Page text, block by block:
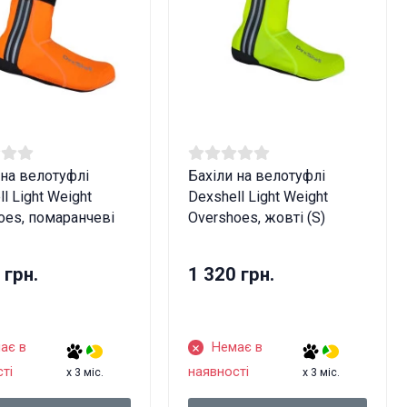
велотуфлі
Light Weight
помаранчеві
в
x 3 міс.
Бахіли на велотуфлі
Dexshell Light Weight
Overshoes, жовті (S)
1 320 грн.
Немає в
наявності
x 3 міс.